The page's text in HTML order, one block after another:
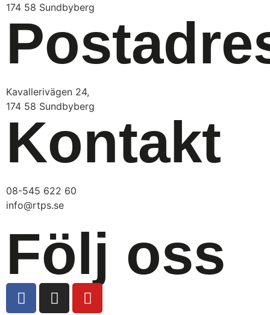
174 58 Sundbyberg
Kavallerivägen 24,
174 58 Sundbyberg
Kontakt
08-545 622 60
info@rtps.se
Följ oss